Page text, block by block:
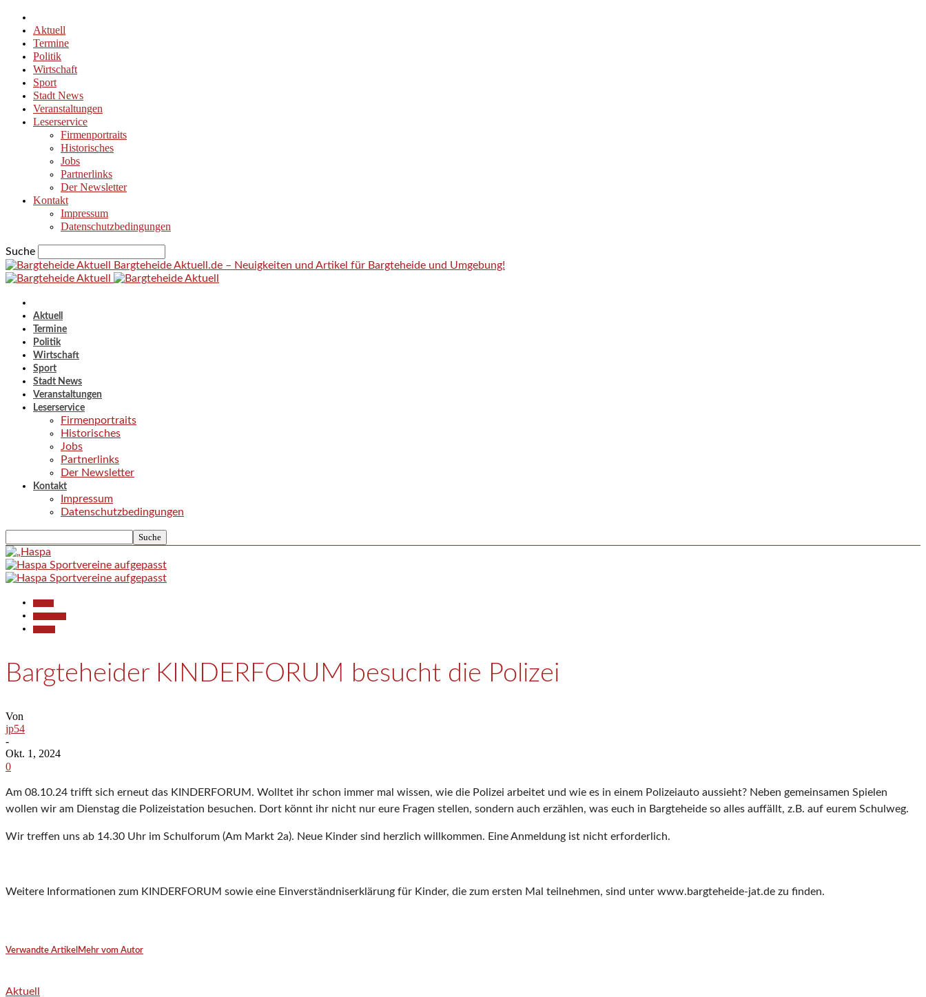
Aktuell
Termine
Politik
Wirtschaft
Sport
Stadt News
Veranstaltungen
Leserservice
Firmenportraits
Historisches
Jobs
Partnerlinks
Der Newsletter
Kontakt
Impressum
Datenschutzbedingungen
Suche
Bargteheide Aktuell.de – Neuigkeiten und Artikel für Bargteheide und Umgebung!
Aktuell
Termine
Politik
Wirtschaft
Sport
Stadt News
Veranstaltungen
Leserservice
Firmenportraits
Historisches
Jobs
Partnerlinks
Der Newsletter
Kontakt
Impressum
Datenschutzbedingungen
Bargteheider KINDERFORUM besucht die Polizei
Von
jp54
-
Okt. 1, 2024
0
Am 08.10.24 trifft sich erneut das KINDERFORUM. Wolltet ihr schon immer mal wissen, wie die Polizei arbeitet und wie es in einem Polizeiauto aussieht? Neben gemeinsamen Spielen
wollen wir am Dienstag die Polizeistation besuchen. Dort könnt ihr nicht nur eure Fragen stellen, sondern auch erzählen, was euch in Bargteheide so alles auffällt, z.B. auf eurem Schulweg.
Wir treffen uns ab 14.30 Uhr im Schulforum (Am Markt 2a). Neue Kinder sind herzlich willkommen. Eine Anmeldung ist nicht erforderlich.
Weitere Informationen zum KINDERFORUM sowie eine Einverständniserklärung für Kinder, die zum ersten Mal teilnehmen, sind unter www.bargteheide-jat.de zu finden.
Verwandte Artikel Mehr vom Autor
Aktuell